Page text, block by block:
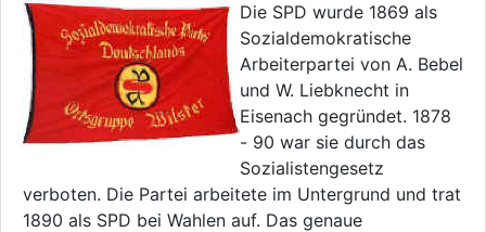
Die SPD wurde 1869 als
Sozialdemokratische
Arbeiterpartei von A. Bebel
und W. Liebknecht in
Eisenach gegründet. 1878
- 90 war sie durch das
Sozialistengesetz
verboten. Die Partei arbeitete im Untergrund und trat
1890 als SPD bei Wahlen auf. Das genaue